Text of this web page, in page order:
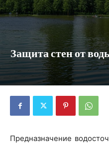
Защита стен от
Предназначение